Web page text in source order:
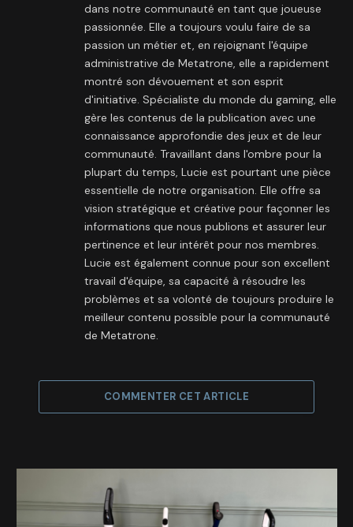
dans notre communauté en tant que joueuse
passionnée. Elle a toujours voulu faire de sa
passion un métier et, en rejoignant l'équipe
administrative de Metatrone, elle a rapidement
montré son dévouement et son esprit
d'initiative. Spécialiste du monde du gaming, elle
gère les contenus de la publication avec une
connaissance approfondie des jeux et de leur
communauté. Travaillant dans l'ombre pour la
plupart du temps, Lucie est pourtant une pièce
essentielle de notre organisation. Elle offre sa
vision stratégique et créative pour façonner les
informations que nous publions et assurer leur
pertinence et leur intérêt pour nos membres.
Lucie est également connue pour son excellent
travail d'équipe, sa capacité à résoudre les
problèmes et sa volonté de toujours produire le
meilleur contenu possible pour la communauté
de Metatrone.
COMMENTER CET ARTICLE